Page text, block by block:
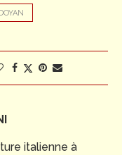
italienne à